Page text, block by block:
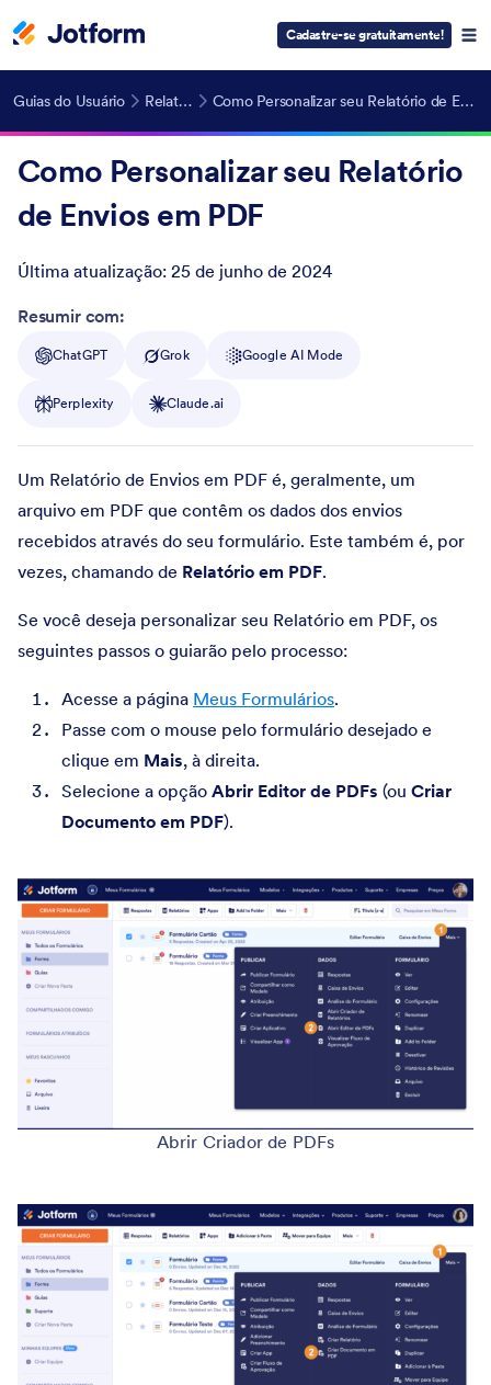
Cadastre-se gratuitamente!
Guias do Usuário Relatórios Como Personalizar seu Relatório de Envios em PDF
Como Personalizar seu Relatório
de Envios em PDF
Última atualização: 25 de junho de 2024
Post ID
Resumir com:
ChatGPT Grok Google AI Mode
Perplexity Claude.ai
Um Relatório de Envios em PDF é, geralmente, um
arquivo em PDF que contêm os dados dos envios
recebidos através do seu formulário. Este também é, por
vezes, chamando de Relatório em PDF.
Se você deseja personalizar seu Relatório em PDF, os
seguintes passos o guiarão pelo processo:
Acesse a página Meus Formulários.
Passe com o mouse pelo formulário desejado e
clique em Mais, à direita.
Selecione a opção Abrir Editor de PDFs (ou Criar
Documento em PDF).
Abrir Criador de PDFs